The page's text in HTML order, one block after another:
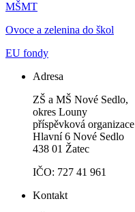
MŠMT
Ovoce a zelenina do škol
EU fondy
Adresa
ZŠ a MŠ Nové Sedlo,
okres Louny
příspěvková organizace
Hlavní 6 Nové Sedlo
438 01 Žatec
IČO: 727 41 961
Kontakt